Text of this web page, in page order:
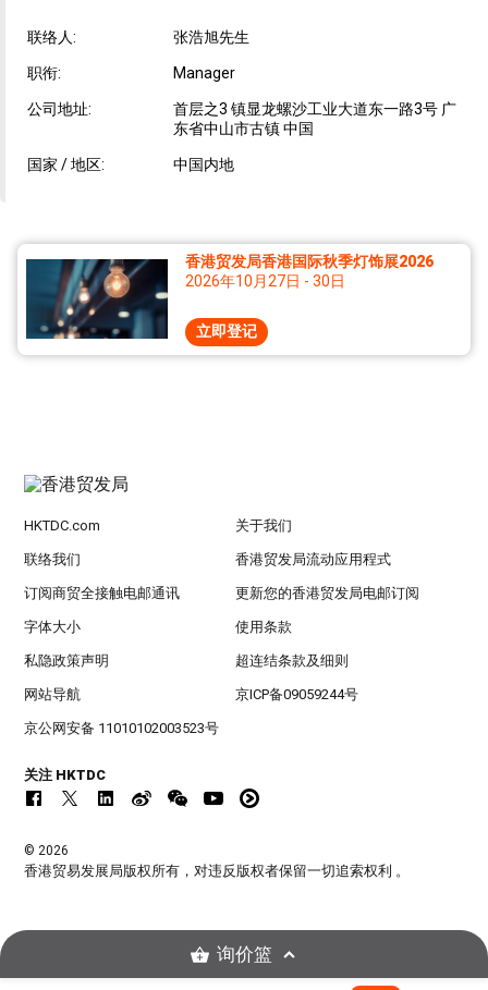
联络人: 张浩旭先生
职衔: Manager
公司地址:
首层之3 镇显龙螺沙工业大道东一路3号 广
东省中山市古镇 中国
国家 / 地区: 中国内地
香港贸发局香港国际秋季灯饰展2026
2026年10月27日 - 30日
立即登记
HKTDC.com 关于我们
联络我们 香港贸发局流动应用程式
订阅商贸全接触电邮通讯 更新您的香港贸发局电邮订阅
字体大小 使用条款
私隐政策声明 超连结条款及细则
网站导航 京ICP备09059244号
京公网安备 11010102003523号
关注 HKTDC
© 2026
香港贸易发展局版权所有，对违反版权者保留一切追索权利 。
询价篮